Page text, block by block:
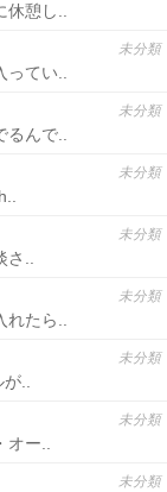
憩し..
未分類
てい..
未分類
んで..
未分類
未分類
..
未分類
たら..
未分類
..
未分類
ー..
未分類